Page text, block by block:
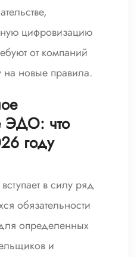
цифровизацию
от компаний
на новые правила.
ЭДО: что
году
в силу ряд
обязательности
определенных
и